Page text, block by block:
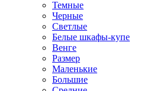
Темные
Черные
Светлые
Белые шкафы-купе
Венге
Размер
Маленькие
Большие